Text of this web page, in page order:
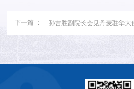
下一篇 ： 孙吉胜副院长会见丹麦驻华大